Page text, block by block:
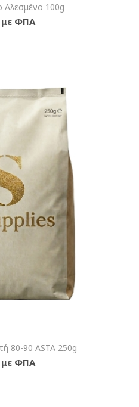
Αλεσμένο 100g
με ΦΠΑ
80-90 ASTA 250g
με ΦΠΑ